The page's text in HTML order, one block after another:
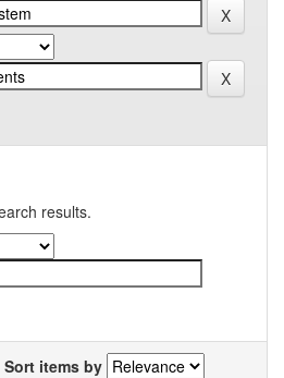
results.
Sort items by